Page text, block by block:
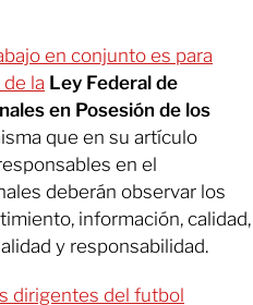
en conjunto es para
la Ley Federal de
en Posesión de los
que en su artículo
en el
deberán observar los
información, calidad,
y responsabilidad.
dirigentes del futbol